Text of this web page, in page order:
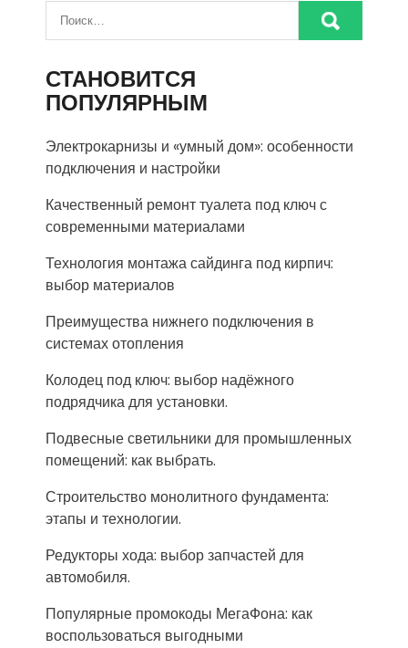
СТАНОВИТСЯ
ПОПУЛЯРНЫМ
Электрокарнизы и «умный дом»: особенности
подключения и настройки
Качественный ремонт туалета под ключ с
современными материалами
Технология монтажа сайдинга под кирпич:
выбор материалов
Преимущества нижнего подключения в
системах отопления
Колодец под ключ: выбор надёжного
подрядчика для установки.
Подвесные светильники для промышленных
помещений: как выбрать.
Строительство монолитного фундамента:
этапы и технологии.
Редукторы хода: выбор запчастей для
автомобиля.
Популярные промокоды МегаФона: как
воспользоваться выгодными